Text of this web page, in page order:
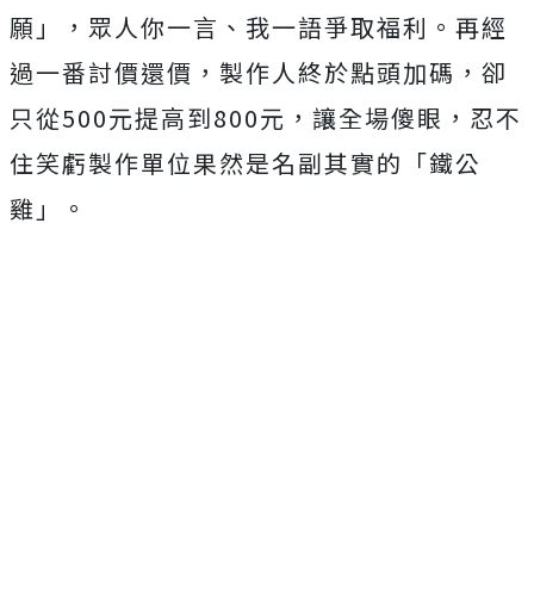
願」，眾人你一言、我一語爭取福利。再經
過一番討價還價， 製作人終於點頭加碼，卻
只從500元提高到800元， 讓全場傻眼，忍不
住笑虧製作單位果然是名副其實的「鐵公
雞」。